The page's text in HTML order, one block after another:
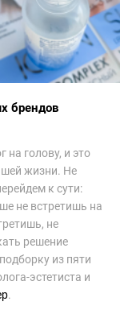
брендов
на голову, и это
жизни. Не
к сути:
не встретишь на
не
решение
из пяти
эстетиста и
.